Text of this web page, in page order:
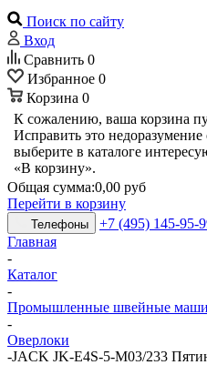
Поиск по сайту
Вход
Сравнить 0
Избранное 0
Корзина 0
К сожалению, ваша корзина
Исправить это недоразумение
выберите в каталоге
«В корзину».
Общая сумма:0,00 руб
Перейти в корзину
Телефоны
+7 (495) 145-95-
Главная
-
Каталог
-
Промышленные швейные
-
Оверлоки
-JACK JK-E4S-5-М03/233